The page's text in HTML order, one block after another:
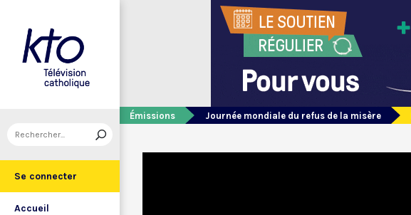
Se connecter
Accueil
Émissions Journée mondiale du refus de la misère